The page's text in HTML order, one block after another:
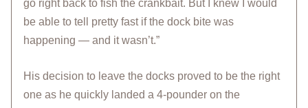
go right back to fish the crankbait. But I knew I would
be able to tell pretty fast if the dock bite was
happening — and it wasn’t.”
His decision to leave the docks proved to be the right
one as he quickly landed a 4-pounder on the